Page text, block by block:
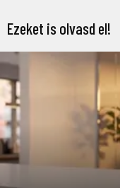
Ezeket is olvasd el!